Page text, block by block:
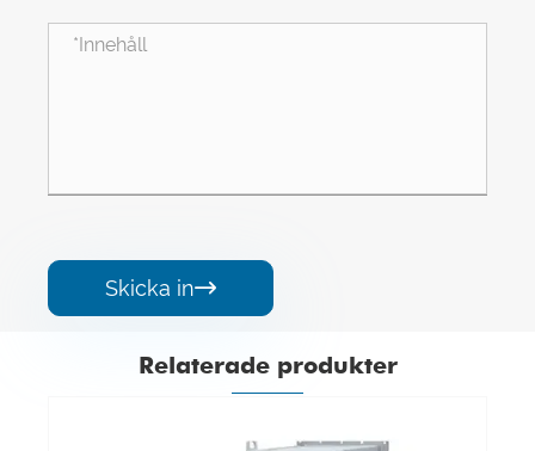
Skicka in
Relaterade produkter